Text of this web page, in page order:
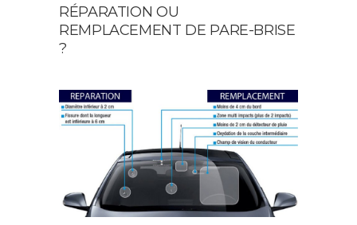
This
field
should
left
blank
RÉPARATION OU
REMPLACEMENT DE PARE-BRISE
?